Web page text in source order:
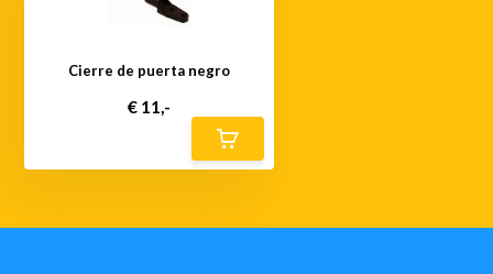
Cierre de puerta negro
€ 11,-